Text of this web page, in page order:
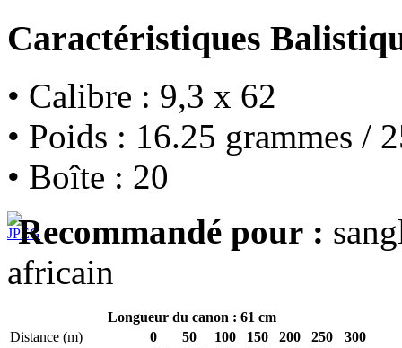
Caractéristiques
• Calibre : 9,3 x 62
• Poids : 16.25 grammes /
• Boîte : 20
Recommandé pour :
africain
Longueur du canon : 61 cm
Distance (m)
0 50 100 150 200 250
300